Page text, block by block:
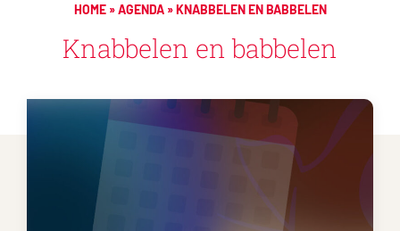
HOME»AGENDA»KNABBELEN EN BABBELEN
Knabbelen en babbelen